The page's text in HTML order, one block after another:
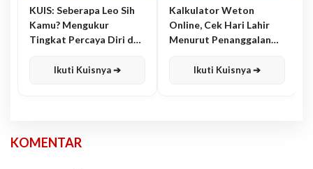
KUIS: Seberapa Leo Sih
Kamu? Mengukur
Tingkat Percaya Diri dan
Ikuti Kuisnya ➔
Kalkulator Weton
Online, Cek Hari Lahir
Menurut Penanggalan
Ikuti Kuisnya ➔
KOMENTAR